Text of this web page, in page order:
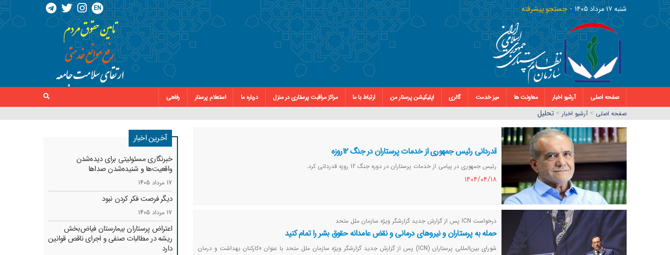
شنبه ١٧ مرداد ١٤٠٥ جستجو پیشرفته EN
صفحه اصلی آرشیو اخبار معاونت ها میز خدمت گالری اپلیکیشن پرستار من ارتباط با ما مراکز مراقبت پرستاری در منزل درباره ما استعلام پرستار
رفاهی
صفحه اصلي > آرشیو اخبار > تحلیل
قدردانی رئیس جمهوری از خدمات پرستاران در جنگ ۱۲روزه
رئیس جمهوری در پیامی از خدمات پرستاران در دوره جنگ 12 روزه قدردانی کرد.
١٤٠٤/٠٤/١٨
درخواست ICN پس از گزارش جدید گزارشگر ویژه سازمان ملل متحد
حمله به پرستاران و نیروهای درمانی و نقض عامدانه حقوق بشر را تمام کنید
شورای بین‌المللی پرستاران (ICN) پس از گزارش جدید گزارشگر ویژه سازمان ملل متحد با عنوان «کارکنان بهداشت و درمان
آخرین اخبار
خبرنگاری مسئولیتی برای دیده‌شدن
واقعیت‌ها و شنیده‌شدن صداها
17 مرداد 1405
دیگر فرصت فکر کردن نبود
17 مرداد 1405
اعتراض پرستاران بیمارستان فیاض‌بخش
ریشه در مطالبات صنفی و اجرای ناقص قوانین
دارد